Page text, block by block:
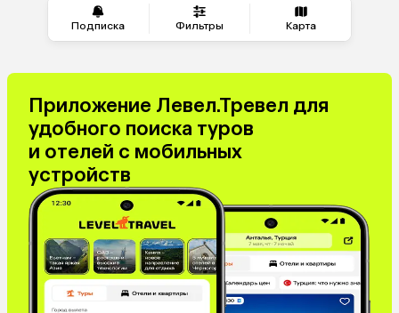
Подписка Фильтры Карта
Приложение Левел.Тревел для
удобного поиска туров
и отелей с мобильных
устройств